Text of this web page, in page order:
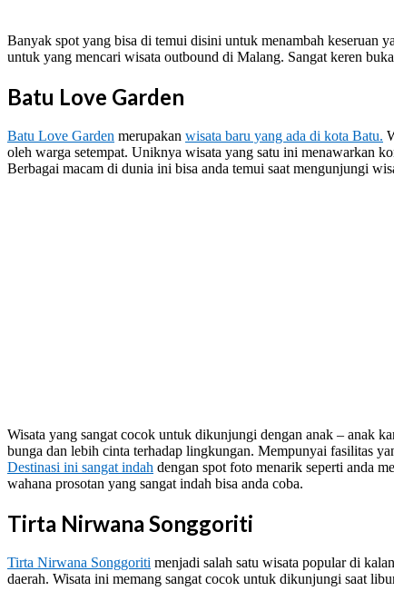
Banyak spot yang bisa di temui disini untuk menambah keseruan
untuk yang mencari wisata outbound di Malang. Sangat keren
Batu Love Garden
Batu Love Garden merupakan wisata baru yang ada di kota Batu.
oleh warga setempat. Uniknya wisata yang satu ini menawarkan
Berbagai macam di dunia ini bisa anda temui saat mengunjungi
Wisata yang sangat cocok untuk dikunjungi dengan anak – anak
bunga dan lebih cinta terhadap lingkungan. Mempunyai fasilitas
Destinasi ini sangat indah dengan spot foto menarik seperti anda
wahana prosotan yang sangat indah bisa anda coba.
Tirta Nirwana Songgoriti
Tirta Nirwana Songgoriti menjadi salah satu wisata popular di
daerah. Wisata ini memang sangat cocok untuk dikunjungi saat